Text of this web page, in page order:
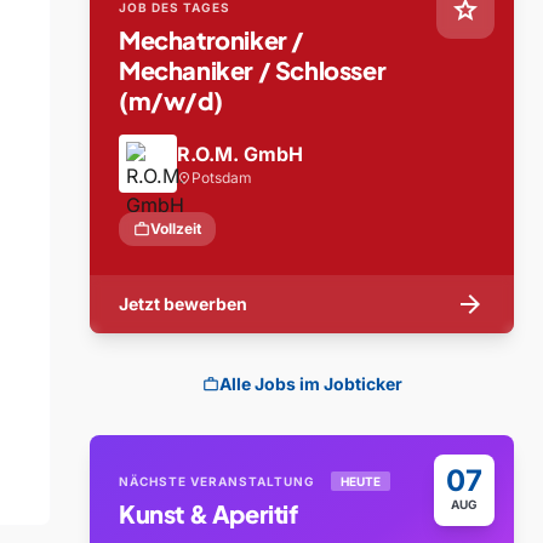
star
JOB DES TAGES
Mechatroniker /
Mechaniker / Schlosser
(m/w/d)
R.O.M. GmbH
location_on Potsdam
workVollzeit
Jetzt bewerben arrow_forward
workAlle Jobs im Jobticker
07
AUG
NÄCHSTE VERANSTALTUNG HEUTE
Kunst & Aperitif